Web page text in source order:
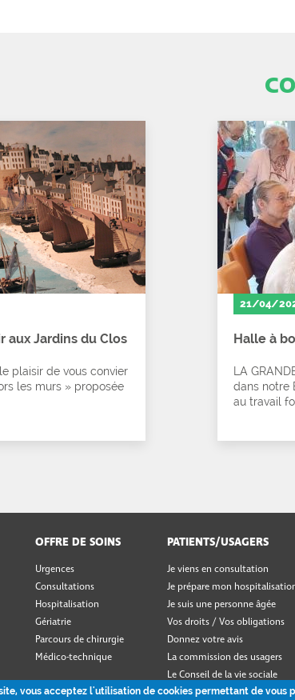
aux Jardins du Clos
plaisir de vous convier
les murs » proposée
21/04/
Halle à
LA
dans notre
au travail
OFFRE DE SOINS
Urgences
Consultations
Hospitalisation
Gériatrie
Parcours de chirurgie
Médico-technique
PATIENTS/USAGERS
Je viens en consultation
Je prépare mon
Je suis une personne âgée
Vos droits / Vos obligations
Donnez votre avis
La commission des usagers
Le Conseil de la vie sociale
vous acceptez l'utilisation de cookies permettant de vous